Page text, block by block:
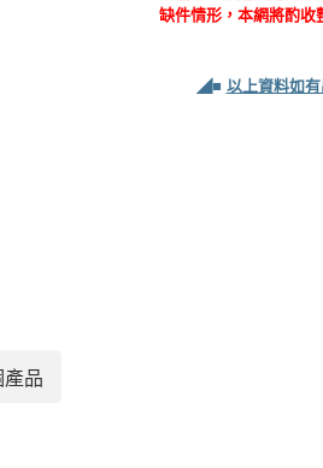
缺件情形，本網將酌收
◢■ 以上資料如
品